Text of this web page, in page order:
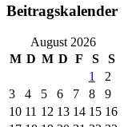
Beitragskalender
August 2026
M D M D F S
S
1
2
3
4 5 6 7 8
9
10 11 12 13 14 15 16